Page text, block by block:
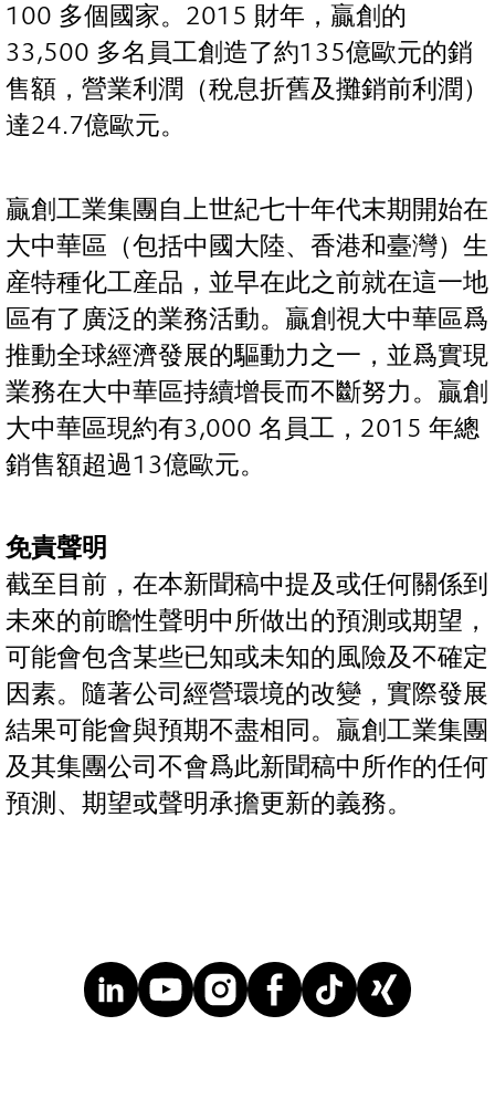
100 多個國家。2015 財年，贏創的
33,500 多名員工創造了約135億歐元的銷
售額，營業利潤（稅息折舊及攤銷前利潤）
達24.7億歐元。
贏創工業集團自上世紀七十年代末期開始在
大中華區（包括中國大陸、香港和臺灣）生
産特種化工産品，並早在此之前就在這一地
區有了廣泛的業務活動。贏創視大中華區爲
推動全球經濟發展的驅動力之一，並爲實現
業務在大中華區持續增長而不斷努力。贏創
大中華區現約有3,000 名員工，2015 年總
銷售額超過13億歐元。
免責聲明
截至目前，在本新聞稿中提及或任何關係到
未來的前瞻性聲明中所做出的預測或期望，
可能會包含某些已知或未知的風險及不確定
因素。隨著公司經營環境的改變，實際發展
結果可能會與預期不盡相同。贏創工業集團
及其集團公司不會爲此新聞稿中所作的任何
預測、期望或聲明承擔更新的義務。